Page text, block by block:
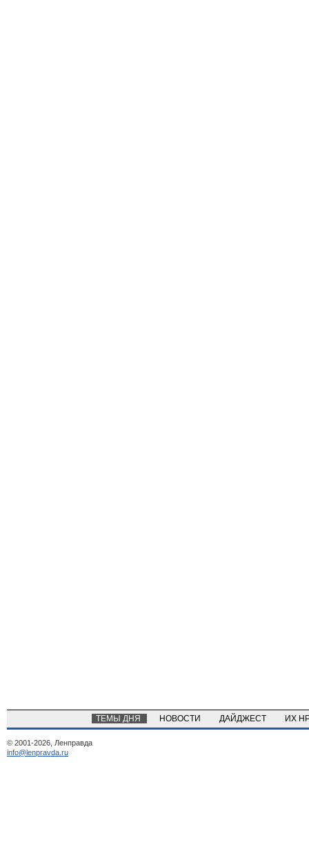
ТЕМЫ ДНЯ НОВОСТИ ДАЙДЖЕСТ ИХ
© 2001-2026, Ленправда
info@lenpravda.ru